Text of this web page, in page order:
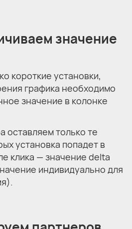
значение
короткие установки,
графика необходимо
значение в колонке
оставляем только те
установка попадет в
клика — значение delta
индивидуально для